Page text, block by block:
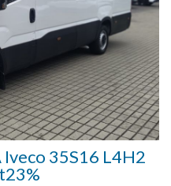
35S16 L4H2